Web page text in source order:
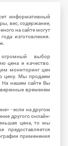
информативный
вес, содержание,
на сайте могут
изготовления.
выбор
цена и качество.
мониторинг цен
цену. Мы продаем
На нашем сайте Вы
временем
- если на другом
другого онлайн-
цена, то мы
применения